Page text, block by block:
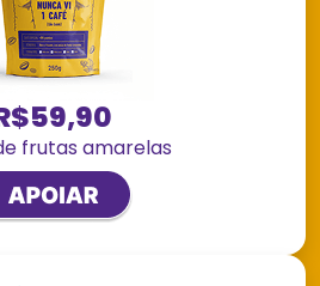
frutas amarelas